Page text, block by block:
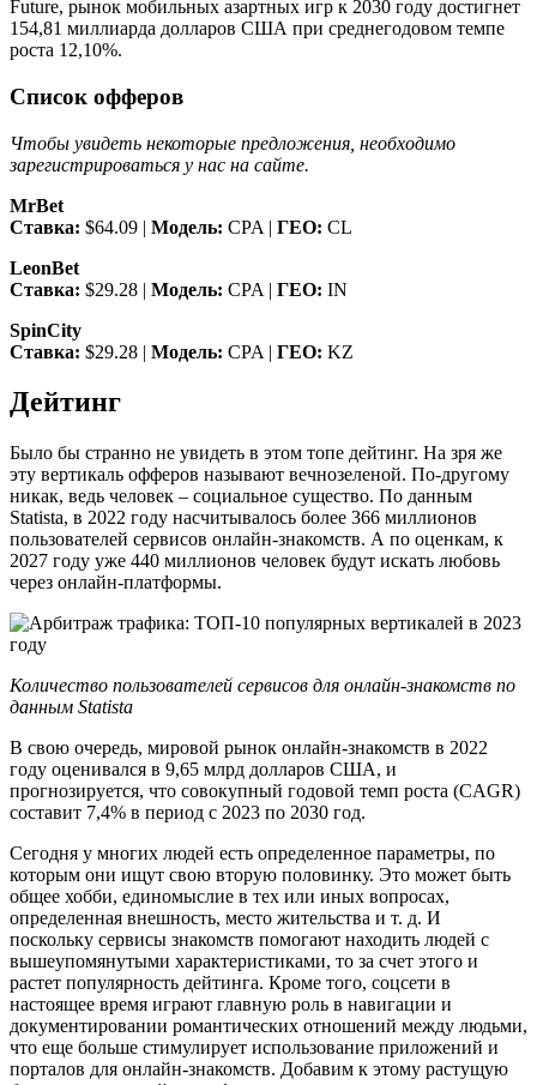
Future, рынок мобильных азартных игр к 2030 году достигнет
154,81 миллиарда долларов США при среднегодовом темпе
роста 12,10%.
Список офферов
Чтобы увидеть некоторые предложения, необходимо
зарегистрироваться у нас на сайте.
MrBet
Ставка: $64.09 | Модель: CPA | ГЕО: CL
LeonBet
Ставка: $29.28 | Модель: CPA | ГЕО: IN
SpinCity
Ставка: $29.28 | Модель: CPA | ГЕО: KZ
Дейтинг
Было бы странно не увидеть в этом топе дейтинг. На зря же
эту вертикаль офферов называют вечнозеленой. По-другому
никак, ведь человек – социальное существо. По данным
Statista, в 2022 году насчитывалось более 366 миллионов
пользователей сервисов онлайн-знакомств. А по оценкам, к
2027 году уже 440 миллионов человек будут искать любовь
через онлайн-платформы.
Количество пользователей сервисов для онлайн-знакомств по
данным Statista
В свою очередь, мировой рынок онлайн-знакомств в 2022
году оценивался в 9,65 млрд долларов США, и
прогнозируется, что совокупный годовой темп роста (CAGR)
составит 7,4% в период с 2023 по 2030 год.
Сегодня у многих людей есть определенное параметры, по
которым они ищут свою вторую половинку. Это может быть
общее хобби, единомыслие в тех или иных вопросах,
определенная внешность, место жительства и т. д. И
поскольку сервисы знакомств помогают находить людей с
вышеупомянутыми характеристиками, то за счет этого и
растет популярность дейтинга. Кроме того, соцсети в
настоящее время играют главную роль в навигации и
документировании романтических отношений между людьми,
что еще больше стимулирует использование приложений и
порталов для онлайн-знакомств. Добавим к этому растущую